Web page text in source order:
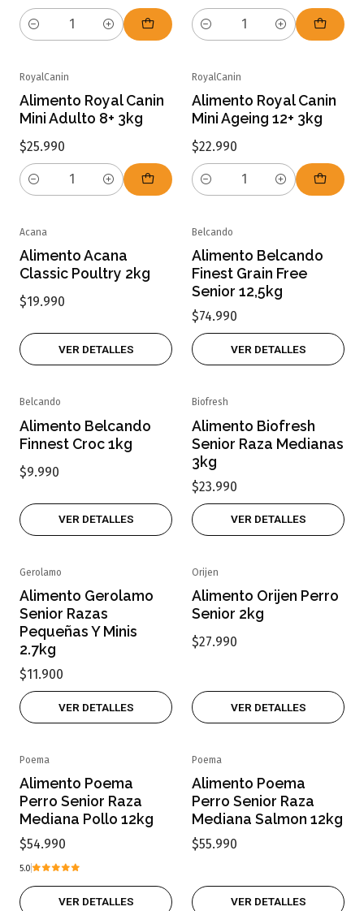
Cantidad Cantidad
RoyalCanin
Alimento Royal Canin
Mini Adulto 8+ 3kg
$25.990
Cantidad
RoyalCanin
Alimento Royal Canin
Mini Ageing 12+ 3kg
$22.990
Cantidad
Acana
Alimento Acana
Classic Poultry 2kg
$19.990
VER DETALLES
Belcando
Alimento Belcando
Finest Grain Free
Senior 12,5kg
$74.990
VER DETALLES
Belcando
Alimento Belcando
Finnest Croc 1kg
$9.990
VER DETALLES
Biofresh
Alimento Biofresh
Senior Raza Medianas
3kg
$23.990
VER DETALLES
Gerolamo
Alimento Gerolamo
Senior Razas
Pequeñas Y Minis
2.7kg
$11.900
VER DETALLES
Orijen
Alimento Orijen Perro
Senior 2kg
$27.990
VER DETALLES
Poema
Alimento Poema
Perro Senior Raza
Mediana Pollo 12kg
$54.990
5.0
VER DETALLES
Poema
Alimento Poema
Perro Senior Raza
Mediana Salmon 12kg
$55.990
VER DETALLES